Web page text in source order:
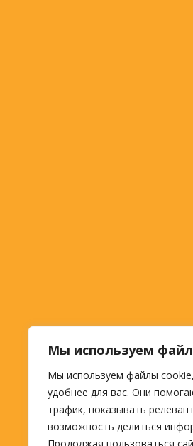
Мы используем
Мы используем файлы
удобнее для вас. Они
трафик, показывать
возможность делиться